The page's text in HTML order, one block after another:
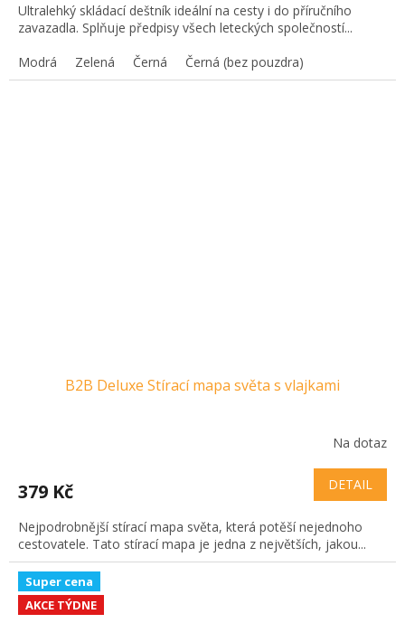
Ultralehký skládací deštník ideální na cesty i do příručního
zavazadla. Splňuje předpisy všech leteckých společností...
Modrá
Zelená Černá Černá (bez pouzdra)
B2B Deluxe Stírací mapa světa s vlajkami
Na dotaz
379 Kč DETAIL
Nejpodrobnější stírací mapa světa, která potěší nejednoho
cestovatele. Tato stírací mapa je jedna z největších, jakou...
Super cena
AKCE TÝDNE